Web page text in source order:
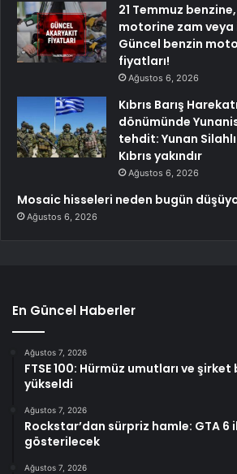
21 Temmuz
motorine zam veya
Güncel benzin
fiyatları!
Ağustos 6, 2026
Kıbrıs Barış
dönümünde
tehdit: Yunan
Kıbrıs yakındır
Ağustos 6, 2026
Mosaic hisseleri neden bugün
Ağustos 6, 2026
En Güncel Haberler
Ağustos 7, 2026
FTSE 100: Hürmüz umutları ve
yükseldi
Ağustos 7, 2026
Rockstar’dan sürpriz hamle: GTA 6
gösterilecek
Ağustos 7, 2026